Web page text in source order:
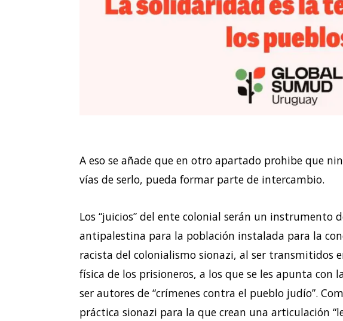
A eso se añade que en otro apartado prohibe que
vías de serlo, pueda formar parte de intercambio.
Los “juicios” del ente colonial serán un instrumento
antipalestina para la población instalada para la
racista del colonialismo sionazi, al ser transmitidos
física de los prisioneros, a los que se les apunta con
ser autores de “crímenes contra el pueblo judío”.
práctica sionazi para la que crean una articulación